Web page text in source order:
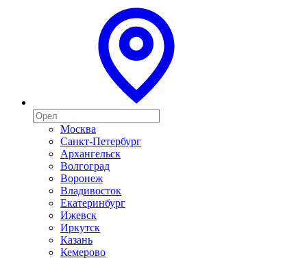
Москва
Санкт-Петербург
Архангельск
Волгоград
Воронеж
Владивосток
Екатеринбург
Ижевск
Иркутск
Казань
Кемерово